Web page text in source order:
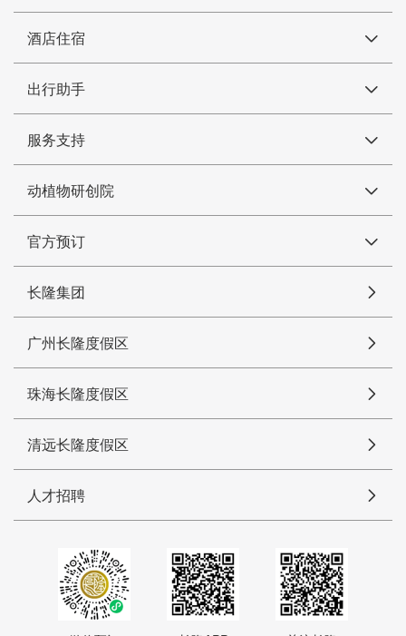
酒店住宿
出行助手
服务支持
动植物研创院
官方预订
长隆集团
广州长隆度假区
珠海长隆度假区
清远长隆度假区
人才招聘